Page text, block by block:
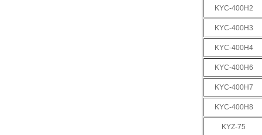
KYC-400H2
KYC-400H3
KYC-400H4
KYC-400H6
KYC-400H7
KYC-400H8
KYZ-75